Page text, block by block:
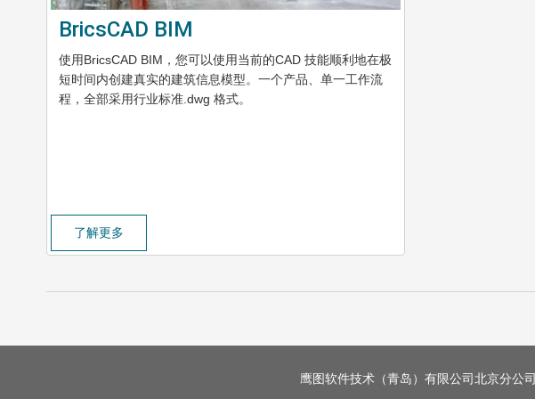
BricsCAD BIM
使用BricsCAD BIM，您可以使用当前的CAD 技能顺利地在极
短时间内创建真实的建筑信息模型。一个产品、单一工作流
程，全部采用行业标准.dwg 格式。
了解更多
鹰图软件技术（青岛）有限公司北京分公司